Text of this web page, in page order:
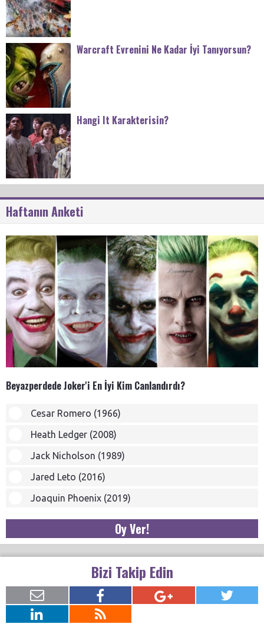
Warcraft Evrenini Ne Kadar İyi Tanıyorsun?
Hangi It Karakterisin?
Haftanın Anketi
Beyazperdede Joker'i En İyi Kim Canlandırdı?
Cesar Romero (1966)
Heath Ledger (2008)
Jack Nicholson (1989)
Jared Leto (2016)
Joaquin Phoenix (2019)
Oy Ver!
Bizi Takip Edin